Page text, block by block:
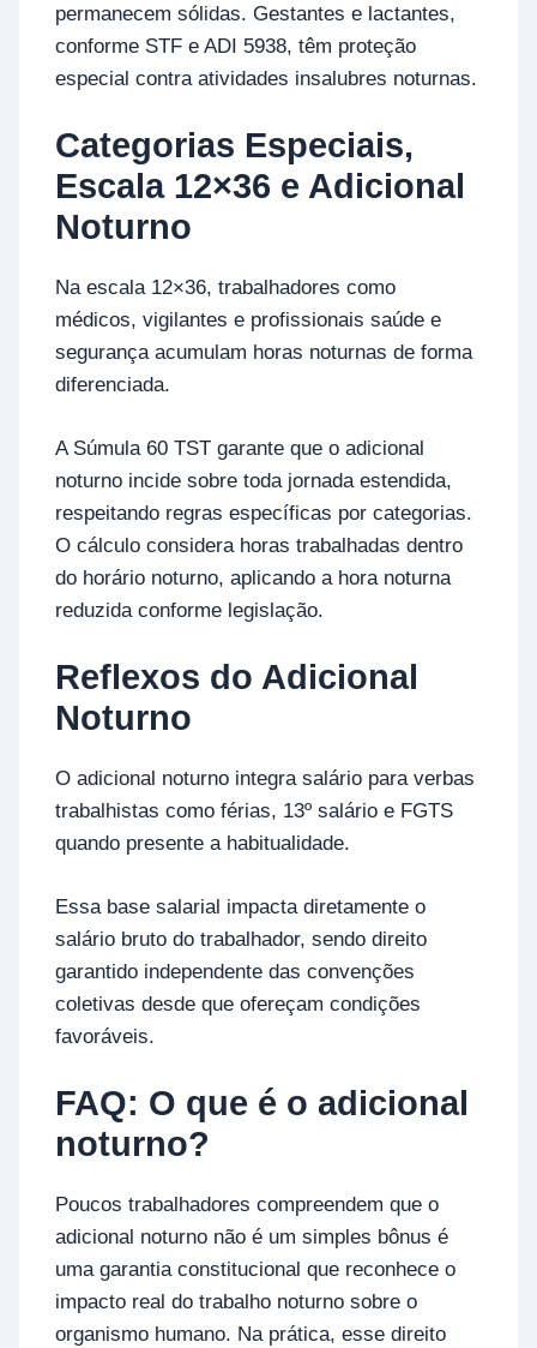
permanecem sólidas. Gestantes e lactantes,
conforme STF e ADI 5938, têm proteção
especial contra atividades insalubres noturnas.
Categorias Especiais,
Escala 12×36 e Adicional
Noturno
Na escala 12×36, trabalhadores como
médicos, vigilantes e profissionais saúde e
segurança acumulam horas noturnas de forma
diferenciada.
A Súmula 60 TST garante que o adicional
noturno incide sobre toda jornada estendida,
respeitando regras específicas por categorias.
O cálculo considera horas trabalhadas dentro
do horário noturno, aplicando a hora noturna
reduzida conforme legislação.
Reflexos do Adicional
Noturno
O adicional noturno integra salário para verbas
trabalhistas como férias, 13º salário e FGTS
quando presente a habitualidade.
Essa base salarial impacta diretamente o
salário bruto do trabalhador, sendo direito
garantido independente das convenções
coletivas desde que ofereçam condições
favoráveis.
FAQ: O que é o adicional
noturno?
Poucos trabalhadores compreendem que o
adicional noturno não é um simples bônus é
uma garantia constitucional que reconhece o
impacto real do trabalho noturno sobre o
organismo humano. Na prática, esse direito